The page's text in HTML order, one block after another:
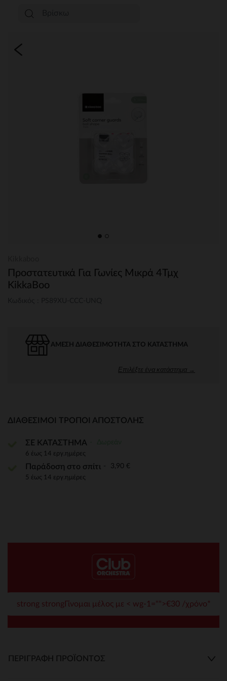
Προστατευτικά Για Γωνίες Μικρά 4Τμχ
KikkaBoo
ΆΜΕΣΗ ΔΙΑΘΕΣΙΜΌΤΗΤΑ ΣΤΟ ΚΑΤΆΣΤΗΜΑ
Επιλέξτε ένα κατάστημα →
ΔΙΑΘΈΣΙΜΟΙ ΤΡΌΠΟΙ ΑΠΟΣΤΟΛΉΣ
ΣΕ ΚΑΤΑΣΤΗΜΑ
6 έως 14 εργ.ημέρες
Παράδοση στο σπίτι 3,90 €
5 έως 14 εργ.ημέρες
strong strongΓίνομαι μέλος με < wg-1="">€30 /χρόνο*
ΠΕΡΙΓΡΑΦΉ ΠΡΟΪΌΝΤΟΣ